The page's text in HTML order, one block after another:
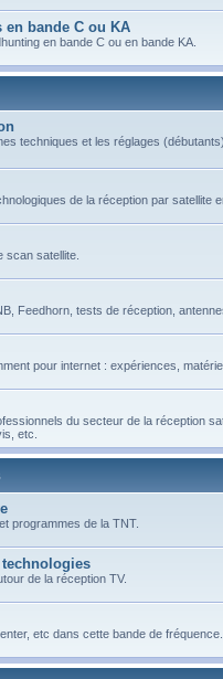
en bande C ou KA
en bande C ou en bande KA.
techniques et les réglages (débutants)
de la réception par satellite
scan satellite.
Feedhorn, tests de réception,
pour internet : expériences,
du secteur de la réception
etc.
programmes de la TNT.
de la réception TV.
etc dans cette bande de fréquence.